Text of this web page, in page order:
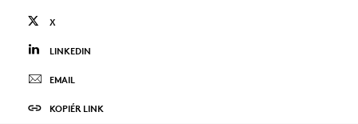
X
LINKEDIN
EMAIL
KOPIÉR LINK